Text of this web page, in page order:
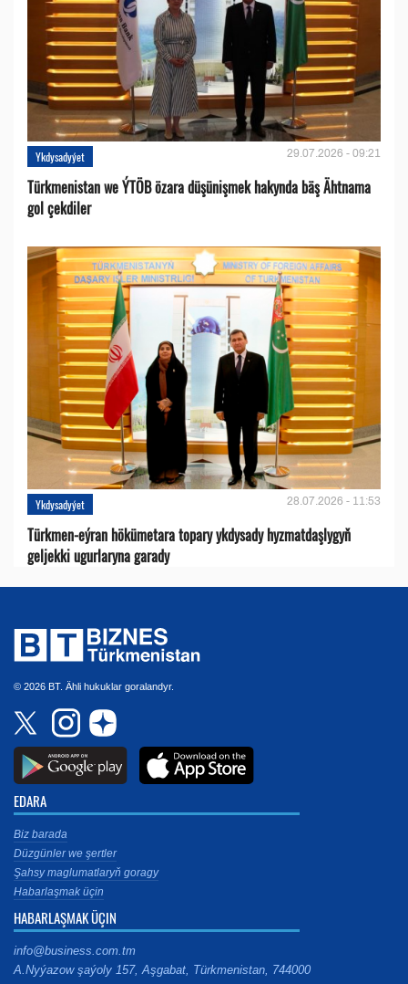
Ykdysadyýet 29.07.2026 - 09:21
Türkmenistan we ÝTÖB özara düşünişmek hakynda bäş Ähtnama
gol çekdiler
Ykdysadyýet 28.07.2026 - 11:53
Türkmen-eýran hökümetara topary ykdysady hyzmatdaşlygyň
geljekki ugurlaryna garady
© 2026 BT. Ähli hukuklar goralandyr.
EDARA
Biz barada
Düzgünler we şertler
Şahsy maglumatlaryň goragy
Habarlaşmak üçin
HABARLAŞMAK ÜÇIN
info@business.com.tm
A.Nyýazow şaýoly 157, Aşgabat, Türkmenistan, 744000